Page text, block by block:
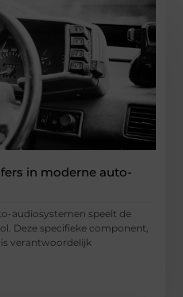
in moderne auto-
audiosystemen speelt de
Deze specifieke component,
is verantwoordelijk